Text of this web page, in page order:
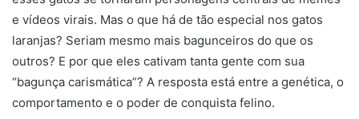
e vídeos virais. Mas o que há de tão especial nos gatos
laranjas? Seriam mesmo mais bagunceiros do que os
outros? E por que eles cativam tanta gente com sua
“bagunça carismática”? A resposta está entre a genética, o
comportamento e o poder de conquista felino.